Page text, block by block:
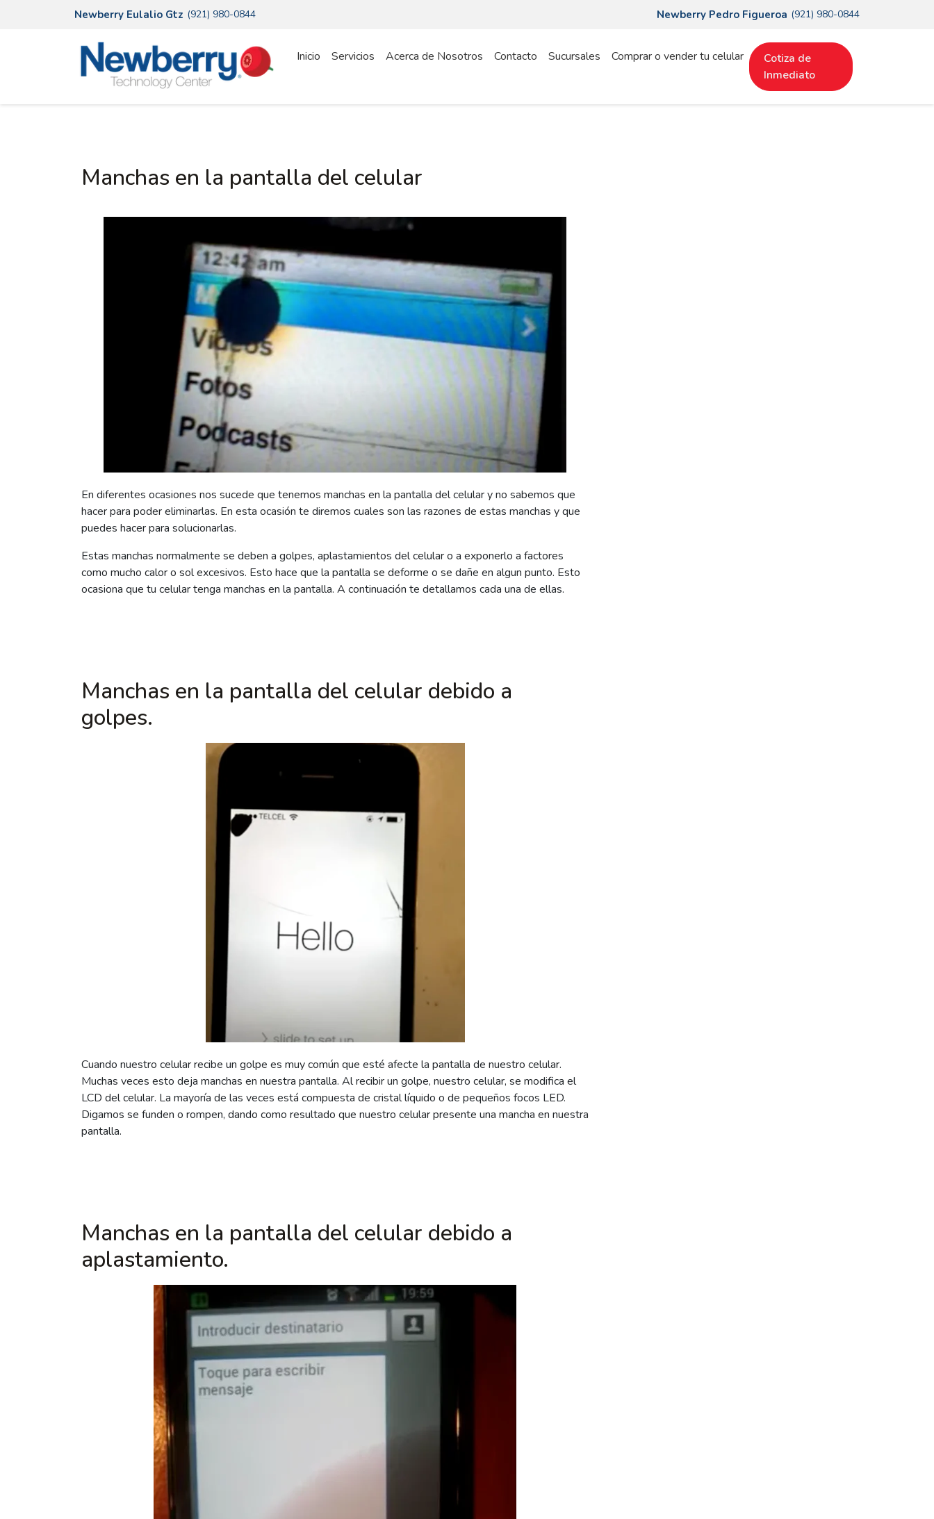
Newberry Eulalio Gtz (921) 980-0844 Newberry Pedro Figueroa (921) 980-0844
Inicio Servicios Acerca de Nosotros Contacto Sucursales Comprar o vender tu celular
Cotiza de
Inmediato
Manchas en la pantalla del celular
En diferentes ocasiones nos sucede que tenemos manchas en la pantalla del celular y no sabemos que
hacer para poder eliminarlas. En esta ocasión te diremos cuales son las razones de estas manchas y que
puedes hacer para solucionarlas.
Estas manchas normalmente se deben a golpes, aplastamientos del celular o a exponerlo a factores
como mucho calor o sol excesivos. Esto hace que la pantalla se deforme o se dañe en algun punto. Esto
ocasiona que tu celular tenga manchas en la pantalla. A continuación te detallamos cada una de ellas.
Manchas en la pantalla del celular debido a
golpes.
Cuando nuestro celular recibe un golpe es muy común que esté afecte la pantalla de nuestro celular.
Muchas veces esto deja manchas en nuestra pantalla. Al recibir un golpe, nuestro celular, se modifica el
LCD del celular. La mayoría de las veces está compuesta de cristal líquido o de pequeños focos LED.
Digamos se funden o rompen, dando como resultado que nuestro celular presente una mancha en nuestra
pantalla.
Manchas en la pantalla del celular debido a
aplastamiento.